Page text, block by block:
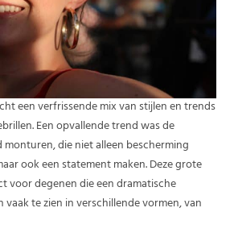
een verfrissende mix van stijlen en trends
Een opvallende trend was de
die niet alleen bescherming
ook een statement maken. Deze grote
voor degenen die een dramatische
te zien in verschillende vormen, van